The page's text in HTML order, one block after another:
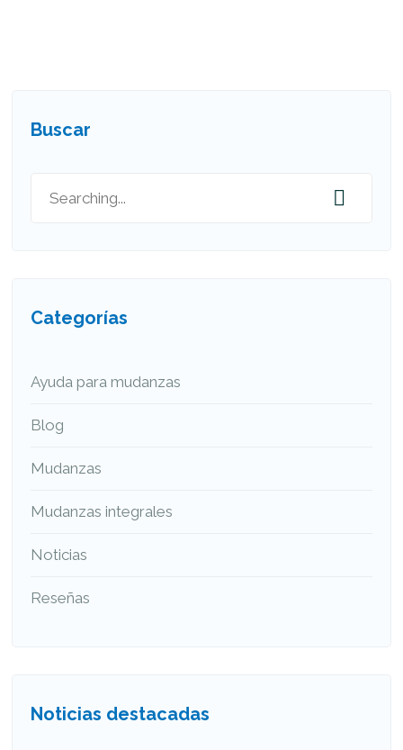
Buscar
Categorías
Ayuda para mudanzas
Blog
Mudanzas
Mudanzas integrales
Noticias
Reseñas
Noticias destacadas